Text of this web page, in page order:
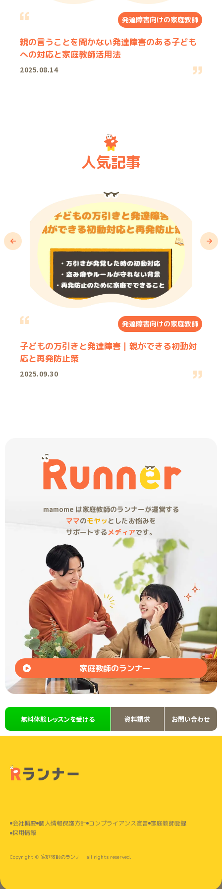
発達障害向けの家庭教師
親の言うことを聞かない発達障害のある子ども
への対応と家庭教師活用法
2025.08.14
人気記事
発達障害向けの家庭教師
子どもの万引きと発達障害｜親ができる初動対
応と再発防止策
2025.09.30
mamome は家庭教師のランナーが運営する
ママのモヤッ としたお悩みを
サポートするメディアです。
家庭教師のランナー
無料体験レッスンを受ける 資料請求 お問い合わせ
会社概要 個⼈情報保護⽅針 コンプライアンス宣言 家庭教師登録
採⽤情報
Copyright © 家庭教師のランナー all rights reserved.